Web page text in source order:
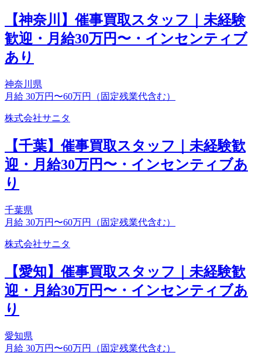
【神奈川】催事買取スタッフ｜未経験
歓迎・月給30万円〜・インセンティブ
あり
神奈川県
月給 30万円〜60万円（固定残業代含む）
株式会社サニタ
【千葉】催事買取スタッフ｜未経験歓
迎・月給30万円〜・インセンティブあ
り
千葉県
月給 30万円〜60万円（固定残業代含む）
株式会社サニタ
【愛知】催事買取スタッフ｜未経験歓
迎・月給30万円〜・インセンティブあ
り
愛知県
月給 30万円〜60万円（固定残業代含む）